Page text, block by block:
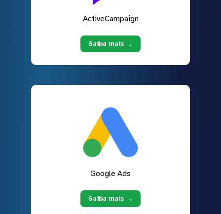
ActiveCampaign
Saiba mais →
Google Ads
Saiba mais →